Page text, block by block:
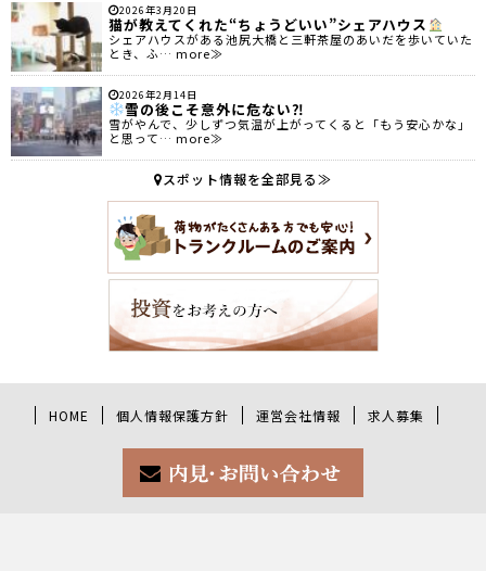
2026年3月20日
猫が教えてくれた“ちょうどいい”シェアハウス
シェアハウスがある池尻大橋と三軒茶屋のあいだを歩いていた
とき、ふ… more≫
2026年2月14日
雪の後こそ意外に危ない⁈
雪がやんで、少しずつ気温が上がってくると「もう安心かな」
と思って… more≫
スポット情報を全部見る≫
HOME 個人情報保護方針 運営会社情報 求人募集